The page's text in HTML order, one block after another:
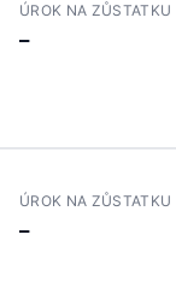
ÚROK NA ZŮSTATKU
–
ÚROK NA ZŮSTATKU
–